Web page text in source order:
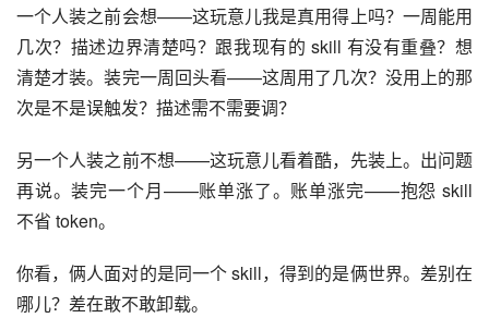
一个人装之前会想——这玩意儿我是真用得上吗？一周能用
几次？描述边界清楚吗？跟我现有的 skill 有没有重叠？想
清楚才装。装完一周回头看——这周用了几次？没用上的那
次是不是误触发？描述需不需要调？
另一个人装之前不想——这玩意儿看着酷，先装上。出问题
再说。装完一个月——账单涨了。账单涨完——抱怨 skill
不省 token。
你看，俩人面对的是同一个 skill，得到的是俩世界。差别在
哪儿？差在敢不敢卸载。